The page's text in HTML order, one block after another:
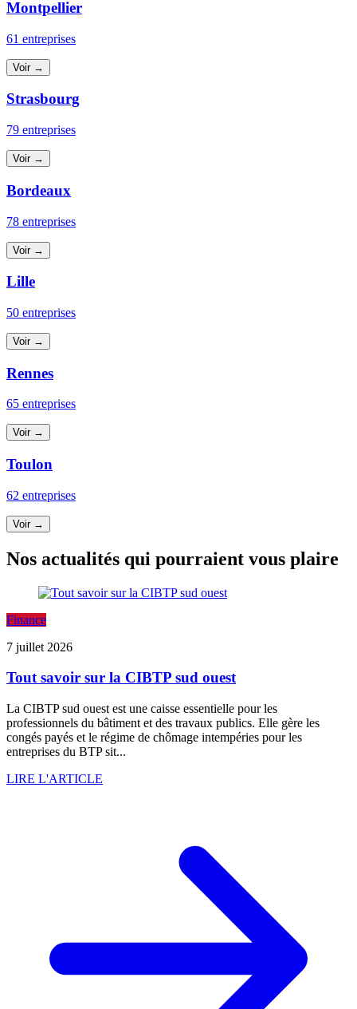
Montpellier
61 entreprises
Voir →
Strasbourg
79 entreprises
Voir →
Bordeaux
78 entreprises
Voir →
Lille
50 entreprises
Voir →
Rennes
65 entreprises
Voir →
Toulon
62 entreprises
Voir →
Nos actualités qui pourraient vous plaire
Finance
7 juillet 2026
Tout savoir sur la CIBTP sud ouest
La CIBTP sud ouest est une caisse essentielle pour les
professionnels du bâtiment et des travaux publics. Elle gère les
congés payés et le régime de chômage intempéries pour les
entreprises du BTP sit...
LIRE L'ARTICLE